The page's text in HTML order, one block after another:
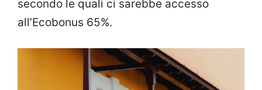
secondo le quali ci sarebbe accesso
all’Ecobonus 65%.